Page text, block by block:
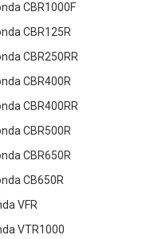
CBR1000F
CBR125R
CBR250RR
CBR400R
CBR400RR
CBR500R
CBR650R
CB650R
VFR
VTR1000